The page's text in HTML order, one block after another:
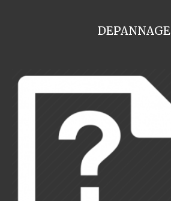
DEPANNAGE